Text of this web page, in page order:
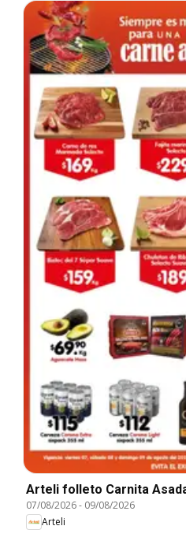
Arteli folleto Carnita
07/08/2026- 09/08/2026
Arteli